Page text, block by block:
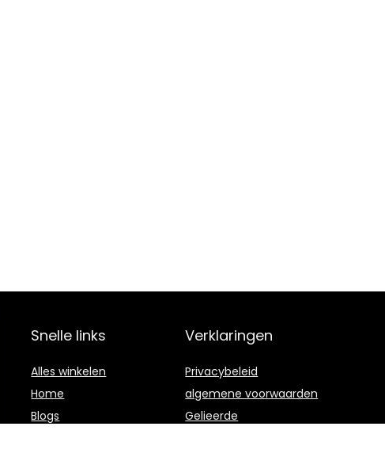
Snelle links
Alles winkelen
Home
Blogs
Verklaringen
Privacybeleid
algemene voorwaarden
Gelieerde